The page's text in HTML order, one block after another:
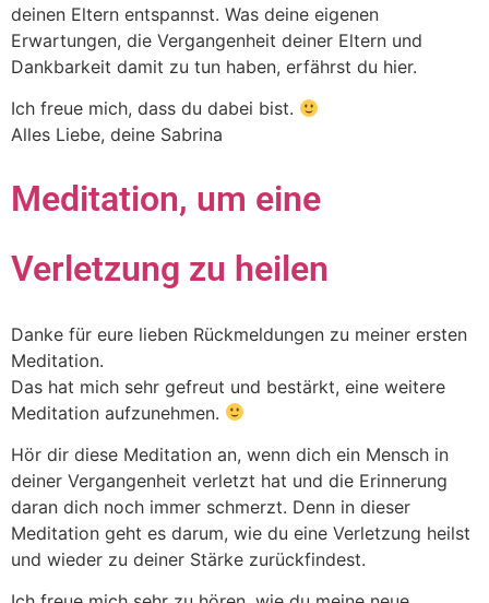
deinen Eltern entspannst. Was deine eigenen
Erwartungen, die Vergangenheit deiner Eltern und
Dankbarkeit damit zu tun haben, erfährst du hier.
Ich freue mich, dass du dabei bist.
Alles Liebe, deine Sabrina
Meditation, um eine
Verletzung zu heilen
Danke für eure lieben Rückmeldungen zu meiner ersten
Meditation.
Das hat mich sehr gefreut und bestärkt, eine weitere
Meditation aufzunehmen.
Hör dir diese Meditation an, wenn dich ein Mensch in
deiner Vergangenheit verletzt hat und die Erinnerung
daran dich noch immer schmerzt. Denn in dieser
Meditation geht es darum, wie du eine Verletzung heilst
und wieder zu deiner Stärke zurückfindest.